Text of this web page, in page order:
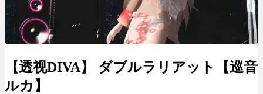
【透视DIVA】 ダブルラリアット【巡音
ルカ】